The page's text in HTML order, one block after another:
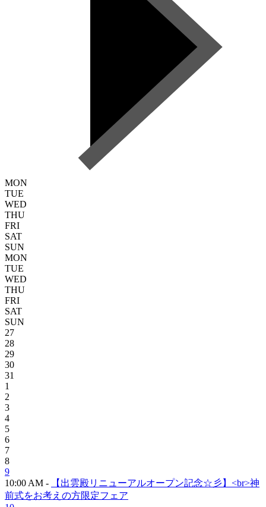
MON
TUE
WED
THU
FRI
SAT
SUN
MON
TUE
WED
THU
FRI
SAT
SUN
27
28
29
30
31
1
2
3
4
5
6
7
8
9
10:00 AM -
【出雲殿リニューアルオープン記念☆彡】<br>神
前式をお考えの方限定フェア